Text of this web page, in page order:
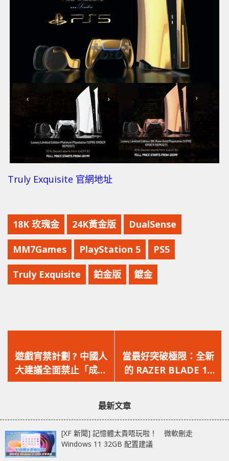
Truly Exquisite 官網地址
18K 玫瑰金 24K黃金版 DualSense
MM7Games PlayStation 5 PS5
Truly Exquisite 鉑金版 鍍金
一
篇
文
遊戲宵禁計劃 ? 中國人
大建議全面禁止「成年
人」在半夜打機
一
篇
文
當最好突破極限：全新
的 RAZER BLADE 15
及 RAZER BLADE
GEFORCE RTX 30 系
最新文章
[XF 新聞] 記憶體太貴唔玩啦！ 微軟刪走
Windows 11 32GB 配置建議